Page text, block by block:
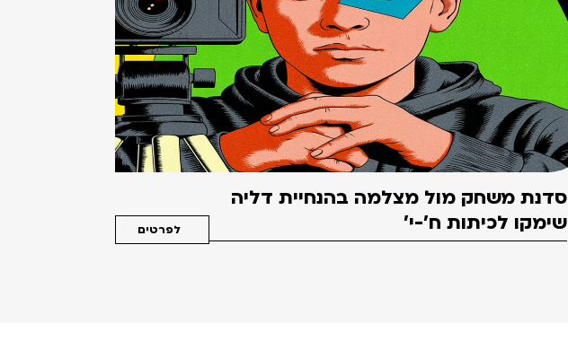
סדנת משחק מול מצלמה בהנחיית דליה
שימקו לכיתות ח'-י'
לפרטים